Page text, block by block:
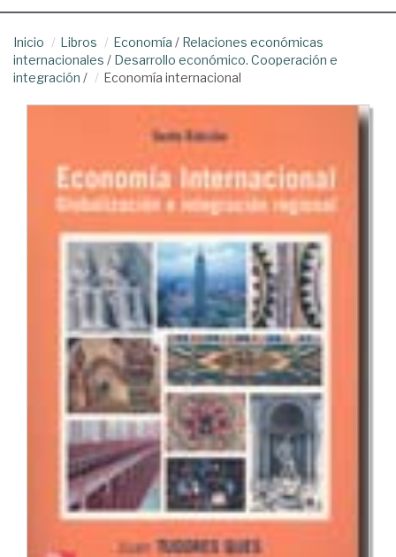
Inicio Libros Economía / Relaciones económicas
internacionales / Desarrollo económico. Cooperación e
integración / Economía internacional